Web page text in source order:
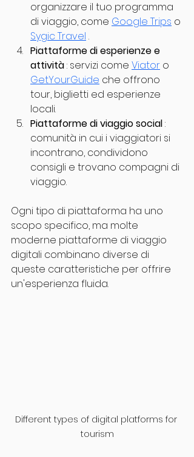
organizzare il tuo programma
di viaggio, come Google Trips o
Sygic Travel .
Piattaforme di esperienze e
attività : servizi come Viator o
GetYourGuide che offrono
tour, biglietti ed esperienze
locali.
Piattaforme di viaggio social :
comunità in cui i viaggiatori si
incontrano, condividono
consigli e trovano compagni di
viaggio.
Ogni tipo di piattaforma ha uno
scopo specifico, ma molte
moderne piattaforme di viaggio
digitali combinano diverse di
queste caratteristiche per offrire
un'esperienza fluida.
Different types of digital platforms for
tourism